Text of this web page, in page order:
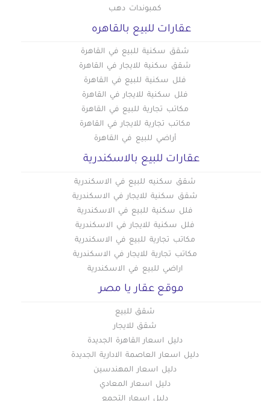
شقق للبيع في حدائق الاهرام
شقق للبيع في الفسطاط الجديدة
شقق للبيع في العاصمة الادارية
كمبوندات دهب
عقارات للبيع بالقاهره
شقق سكنية للبيع في القاهرة
شقق سكنية للايجار في القاهرة
فلل سكنية للبيع في القاهرة
فلل سكنية للايجار في القاهرة
مكاتب تجارية للبيع في القاهرة
مكاتب تجارية للايجار في القاهرة
أراضي للبيع في القاهرة
عقارات للبيع بالاسكندرية
شقق سكنيه للبيع في الاسكندرية
شقق سكنية للايجار في الاسكندرية
فلل سكنية للبيع في الاسكندرية
فلل سكنية للايجار في الاسكندرية
مكاتب تجارية للبيع في الاسكندرية
مكاتب تجارية للايجار في الاسكندرية
اراضي للبيع في الاسكندرية
موقع عقار يا مصر
شقق للبيع
شقق للايجار
دليل اسعار القاهرة الجديدة
دليل اسعار العاصمة الادارية الجديدة
دليل اسعار المهندسين
دليل اسعار المعادي
دليل اسعار التجمع